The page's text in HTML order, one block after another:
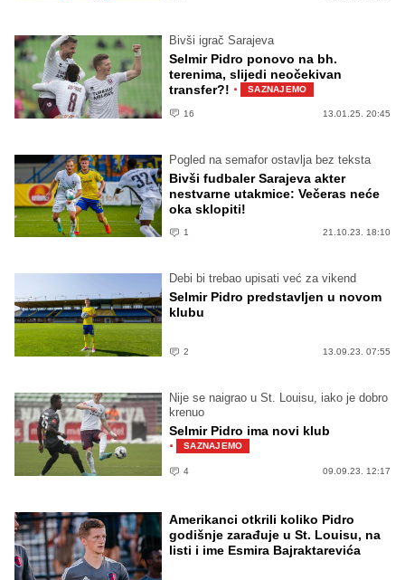
Bivši igrač Sarajeva
Selmir Pidro ponovo na bh.
terenima, slijedi neočekivan
transfer?! · SAZNAJEMO
16 13.01.25. 20:45
Pogled na semafor ostavlja bez teksta
Bivši fudbaler Sarajeva akter
nestvarne utakmice: Večeras neće
oka sklopiti!
1 21.10.23. 18:10
Debi bi trebao upisati već za vikend
Selmir Pidro predstavljen u novom
klubu
2 13.09.23. 07:55
Nije se naigrao u St. Louisu, iako je dobro
krenuo
Selmir Pidro ima novi klub
· SAZNAJEMO
4 09.09.23. 12:17
Amerikanci otkrili koliko Pidro
godišnje zarađuje u St. Louisu, na
listi i ime Esmira Bajraktarevića